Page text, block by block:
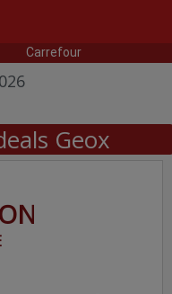
Carrefour
Geox